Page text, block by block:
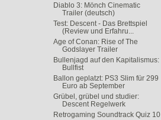
Diablo 3: Mönch Cinematic
Trailer (deutsch)
Test: Descent - Das Brettspiel
(Review und Erfahru...
Age of Conan: Rise of The
Godslayer Trailer
Bullenjagd auf den Kapitalismus:
Bullfist
Ballon geplatzt: PS3 Slim für 299
Euro ab September
Grübel, grübel und studier:
Descent Regelwerk
Retrogaming Soundtrack Quiz 10